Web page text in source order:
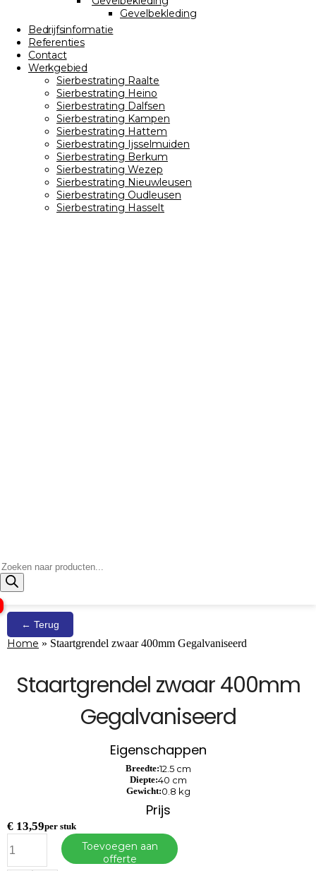
Gevelbekleding
Bedrijfsinformatie
Referenties
Contact
Werkgebied
Sierbestrating Raalte
Sierbestrating Heino
Sierbestrating Dalfsen
Sierbestrating Kampen
Sierbestrating Hattem
Sierbestrating Ijsselmuiden
Sierbestrating Berkum
Sierbestrating Wezep
Sierbestrating Nieuwleusen
Sierbestrating Oudleusen
Sierbestrating Hasselt
Producten
zoeken
← Terug
Home » Staartgrendel zwaar 400mm Gegalvaniseerd
Staartgrendel zwaar 400mm
Gegalvaniseerd
Eigenschappen
Breedte:12.5 cm
Diepte:40 cm
Gewicht:0.8 kg
Prijs
€ 13,59per stuk
Staartgrendel
zwaar
400mm
Toevoegen aan
offerte